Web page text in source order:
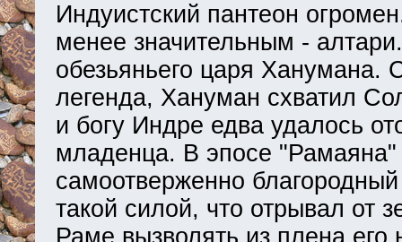
Индуистский пантеон
менее значительным -
обезьяньего царя Ханумана.
легенда, Хануман схватил
и богу Индре едва удалось
младенца. В эпосе "Рамаяна"
самоотверженно
такой силой, что отрывал от
Раме вызволять из плена